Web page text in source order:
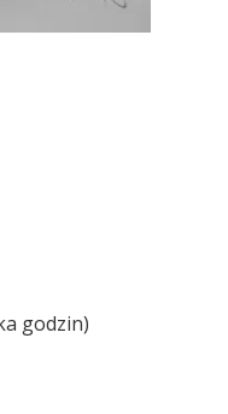
godzin)